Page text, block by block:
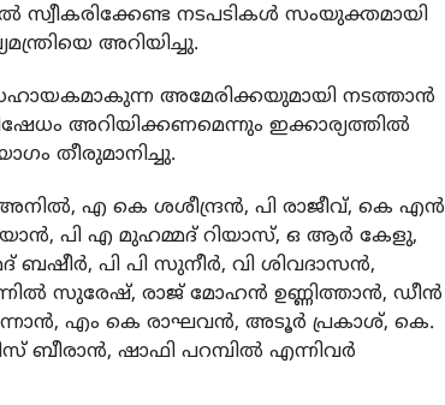
നടപടികൾ സംയുക്തമായി
അറിയിച്ചു.
അമേരിക്കയുമായി നടത്താൻ
അറിയിക്കണമെന്നും ഇക്കാര്യത്തിൽ
തീരുമാനിച്ചു.
എ കെ ശശീന്ദ്രൻ, പി രാജീവ്, കെ എൻ
പി എ മുഹമ്മദ് റിയാസ്, ഒ ആർ കേളു,
പി പി സുനീർ, വി ശിവദാസൻ,
സുരേഷ്, രാജ് മോഹൻ ഉണ്ണിത്താൻ, ഡീൻ
എം കെ രാഘവൻ, അടൂർ പ്രകാശ്, കെ.
ബീരാൻ, ഷാഫി പറമ്പിൽ എന്നിവർ